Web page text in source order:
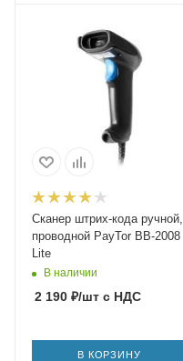
Сканер штрих-кода ручной,
проводной PayTor BB-2008
Lite
В наличии
2 190 ₽/шт с НДС
В КОРЗИНУ